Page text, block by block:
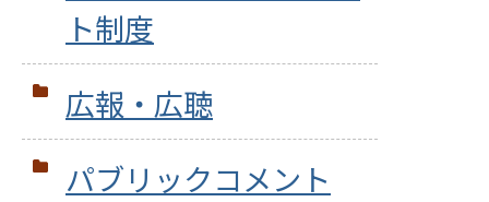
ト制度
広報・広聴
パブリックコメント